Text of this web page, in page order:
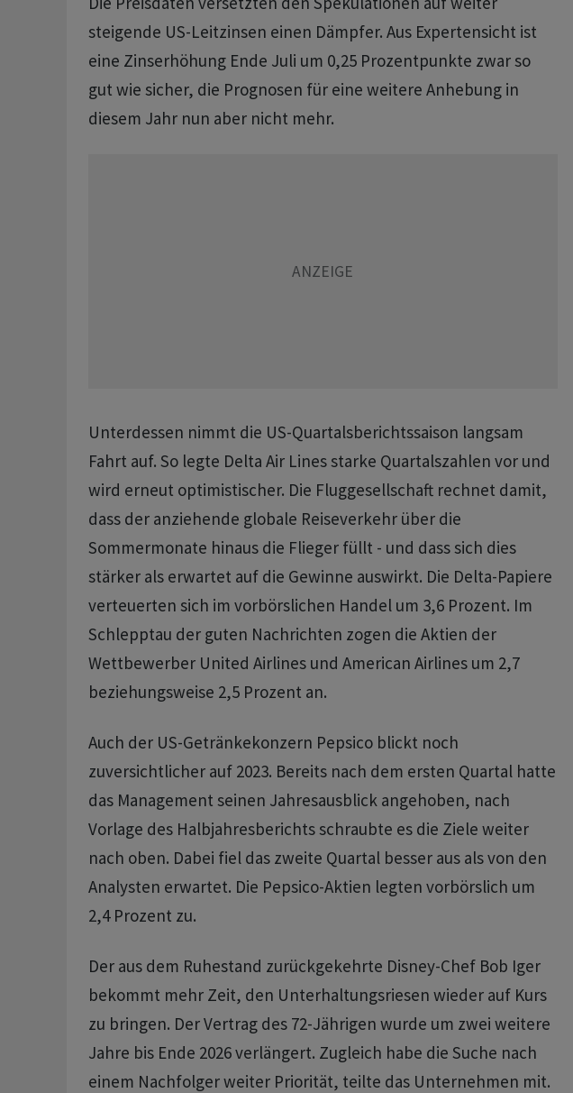
steigende US-Leitzinsen einen Dämpfer. Aus Expertensicht ist
eine Zinserhöhung Ende Juli um 0,25 Prozentpunkte zwar so
gut wie sicher, die Prognosen für eine weitere Anhebung in
diesem Jahr nun aber nicht mehr.
Unterdessen nimmt die US-Quartalsberichtssaison langsam
Fahrt auf. So legte Delta Air Lines starke Quartalszahlen vor und
wird erneut optimistischer. Die Fluggesellschaft rechnet damit,
dass der anziehende globale Reiseverkehr über die
Sommermonate hinaus die Flieger füllt - und dass sich dies
stärker als erwartet auf die Gewinne auswirkt. Die Delta-Papiere
verteuerten sich im vorbörslichen Handel um 3,6 Prozent. Im
Schlepptau der guten Nachrichten zogen die Aktien der
Wettbewerber United Airlines und American Airlines um 2,7
beziehungsweise 2,5 Prozent an.
Auch der US-Getränkekonzern Pepsico blickt noch
zuversichtlicher auf 2023. Bereits nach dem ersten Quartal hatte
das Management seinen Jahresausblick angehoben, nach
Vorlage des Halbjahresberichts schraubte es die Ziele weiter
nach oben. Dabei fiel das zweite Quartal besser aus als von den
Analysten erwartet. Die Pepsico-Aktien legten vorbörslich um
2,4 Prozent zu.
Der aus dem Ruhestand zurückgekehrte Disney-Chef Bob Iger
bekommt mehr Zeit, den Unterhaltungsriesen wieder auf Kurs
zu bringen. Der Vertrag des 72-Jährigen wurde um zwei weitere
Jahre bis Ende 2026 verlängert. Zugleich habe die Suche nach
einem Nachfolger weiter Priorität, teilte das Unternehmen mit.